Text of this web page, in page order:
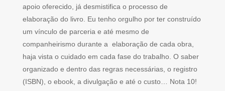
apoio oferecido, já desmistifica o processo de
elaboração do livro. Eu tenho orgulho por ter construído
um vínculo de parceria e até mesmo de
companheirismo durante a elaboração de cada obra,
haja vista o cuidado em cada fase do trabalho. O saber
organizado e dentro das regras necessárias, o registro
(ISBN), o ebook, a divulgação e até o custo… Nota 10!